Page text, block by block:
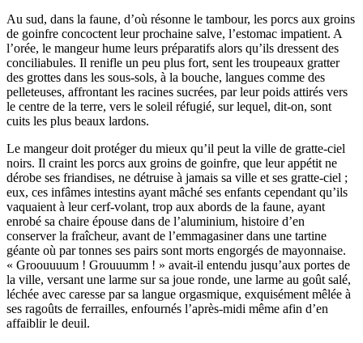
Au sud, dans la faune, d’où résonne le tambour, les porcs aux groins
de goinfre concoctent leur prochaine salve, l’estomac impatient. A
l’orée, le mangeur hume leurs préparatifs alors qu’ils dressent des
conciliabules. Il renifle un peu plus fort, sent les troupeaux gratter
des grottes dans les sous-sols, à la bouche, langues comme des
pelleteuses, affrontant les racines sucrées, par leur poids attirés vers
le centre de la terre, vers le soleil réfugié, sur lequel, dit-on, sont
cuits les plus beaux lardons.
Le mangeur doit protéger du mieux qu’il peut la ville de gratte-ciel
noirs. Il craint les porcs aux groins de goinfre, que leur appétit ne
dérobe ses friandises, ne détruise à jamais sa ville et ses gratte-ciel ;
eux, ces infâmes intestins ayant mâché ses enfants cependant qu’ils
vaquaient à leur cerf-volant, trop aux abords de la faune, ayant
enrobé sa chaire épouse dans de l’aluminium, histoire d’en
conserver la fraîcheur, avant de l’emmagasiner dans une tartine
géante où par tonnes ses pairs sont morts engorgés de mayonnaise.
« Groouuuum ! Grouuumm ! » avait-il entendu jusqu’aux portes de
la ville, versant une larme sur sa joue ronde, une larme au goût salé,
léchée avec caresse par sa langue orgasmique, exquisément mêlée à
ses ragoûts de ferrailles, enfournés l’après-midi même afin d’en
affaiblir le deuil.